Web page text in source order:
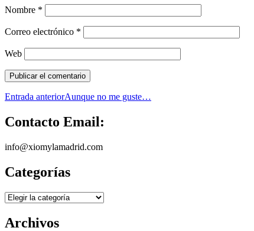
Nombre *
Correo electrónico *
Web
Navegación
de
entradas
Entrada anteriorAunque no me guste…
Contacto Email:
info@xiomylamadrid.com
Categorías
Categorías
Archivos